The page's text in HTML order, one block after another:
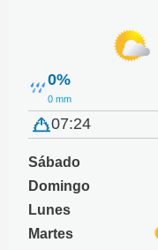
0%
0 mm
07:24
Sábado
Domingo
Lunes
Martes